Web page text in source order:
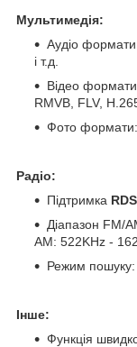
Мультимедія:
Аудіо
і т.д.
Відео
RMVB, FLV, H.265
Фото формати:
Радіо:
Підтримка RDS
Діапазон FM/
АМ: 522KHz -
Режим пошуку:
Інше:
Функція